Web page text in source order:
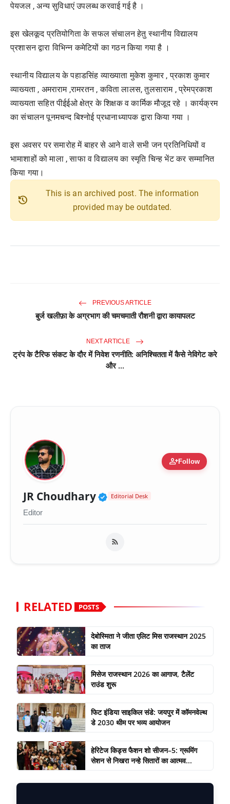
पेयजल , अन्य सुविधाएं उपलब्ध करवाई गई है ।
इस खेलकूद प्रतियोगिता के सफल संचालन हेतु स्थानीय विद्यालय
प्रशासन द्वारा विभिन्न कमेटियों का गठन किया गया है ।
स्थानीय विद्यालय के पहाडसिंह व्याख्याता मुकेश कुमार , प्रकाश कुमार
व्याख्यता , अमराराम ,रामरतन , कविता लालस, तुलसाराम , प्रेमप्रकाश
व्याख्यता सहित पीईईओ क्षेत्र के शिक्षक व कार्मिक मौजूद रहे । कार्यक्रम
का संचालन पूनमचन्द बिश्नोई प्रधानाध्यापक द्वारा किया गया ।
इस अवसर पर समारोह में बाहर से आने वाले सभी जन प्रतिनिधियों व
भामाशाहों को माला , साफा व विद्यालय का स्मृति चिन्ह भेंट कर सम्मानित
किया गया।
history
This is an archived post. The information
provided may be outdated.
PREVIOUS ARTICLE
बुर्ज खलीफ़ा के अग्रभाग की चमचमाती रौशनी द्वारा कायापलट
NEXT ARTICLE
ट्रंप के टैरिफ संकट के दौर में निवेश रणनीति: अनिश्चितता में कैसे नेविगेट करे
और ...
person_addFollow
JR Choudhary Verified Public Figure
Editorial Desk
Editor
RELATED POSTS
देबोस्मिता ने जीता एलिट मिस राजस्थान 2025
का ताज
मिसेज राजस्थान 2026 का आगाज, टैलेंट
राउंड शुरू
फिट इंडिया साइकिल संडे: जयपुर में कॉमनवेल्थ
डे 2030 थीम पर भव्य आयोजन
हेरिटेज किड्स फैशन शो सीजन–5: ग्रूमिंग
सेशन से निखरा नन्हे सितारों का आत्मव...